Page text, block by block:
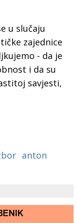
u slučaju
zajednice
- da je
i da su
savjesti,
anton